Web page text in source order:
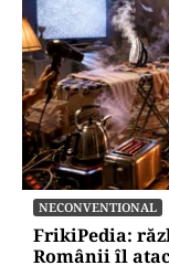
NECONVENTIONAL
FrikiPedia:
Românii îl